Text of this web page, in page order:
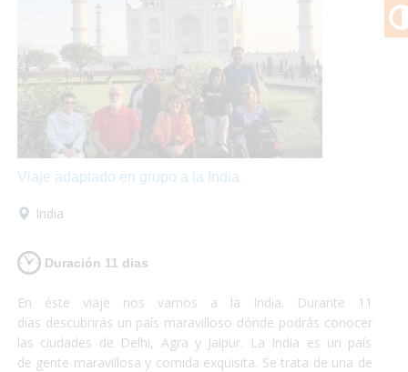
ciudad y destinar una tarde a disfrutar de un Afternoon Tea.
¡Londres te encantará! Así que escápate a la capital inglesa
y sólo preocúpate por disfrutar... ¡nosotros te lo
garantizamos!
Viaje adaptado en grupo a la India
India
Duración 11 dias
En éste viaje nos vamos a la India. Durante 11
días descubrirás un país maravilloso dónde podrás conocer
las ciudades de Delhi, Agra y Jaipur. La India es un país
de gente maravillosa y comida exquisita. Se trata de una de